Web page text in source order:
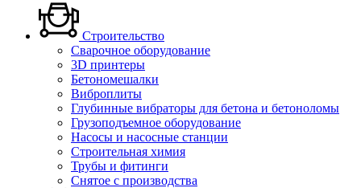
Строительство
Сварочное оборудование
3D принтеры
Бетономешалки
Виброплиты
Глубинные вибраторы для бетона и бетоноломы
Грузоподъемное оборудование
Насосы и насосные станции
Строительная химия
Трубы и фитинги
Снятое с производства